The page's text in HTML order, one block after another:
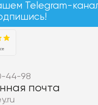
Telegram-
44-98
почта